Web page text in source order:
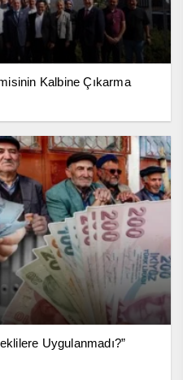
Kalbine Çıkarma
Uygulanmadı?”